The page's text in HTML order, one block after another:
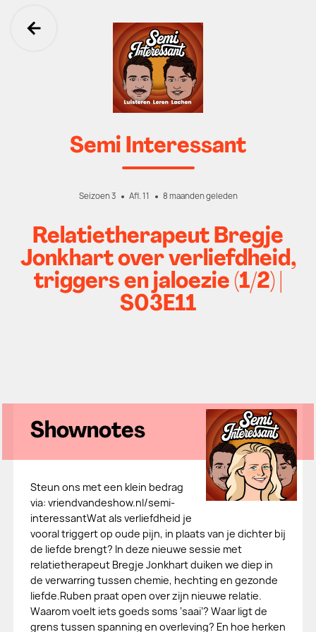
Ga terug
Semi Interessant
Seizoen 3 Afl. 11 8 maanden geleden
Relatietherapeut Bregje
Jonkhart over verliefdheid,
triggers en jaloezie (1/2) |
S03E11
Shownotes
Steun ons met een klein bedrag
via: ⁠vriendvandeshow.nl/semi-
interessant⁠Wat als verliefdheid je
vooral triggert op oude pijn, in plaats van je dichter bij
de liefde brengt? In deze nieuwe sessie met
relatietherapeut Bregje Jonkhart duiken we diep in
de verwarring tussen chemie, hechting en gezonde
liefde.Ruben praat open over zijn nieuwe relatie.
Waarom voelt iets goeds soms ‘saai’? Waar ligt de
grens tussen spanning en overleving? En hoe herken